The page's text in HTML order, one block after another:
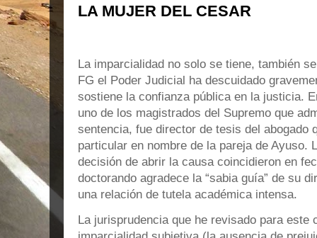
LA MUJER DEL CESAR
La imparcialidad no solo se tiene, también
FG el Poder Judicial ha descuidado
sostiene la confianza pública en la justicia.
uno de los magistrados del Supremo que
sentencia, fue director de tesis del abogado
particular en nombre de la pareja de Ayuso.
decisión de abrir la causa coincidieron en
doctorando agradece la “sabia guía” de su
una relación de tutela académica intensa.
La jurisprudencia que he revisado para este